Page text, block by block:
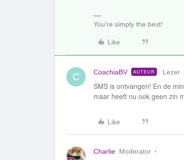
You're simply the best!
Like
C CoachiaBV AUTEUR Lezer
SMS is ontvangen! En de
maar heeft nu ook geen zin
Like
Charlie Moderator